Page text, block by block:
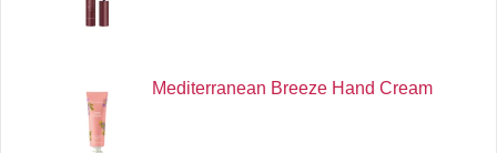
Mediterranean Breeze Hand Cream